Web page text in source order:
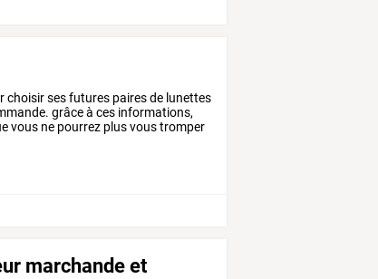
choisirsesfutures pairesde lunettes
grâceà ces informations,
vous ne pourrez plusvoustromper
marchande et